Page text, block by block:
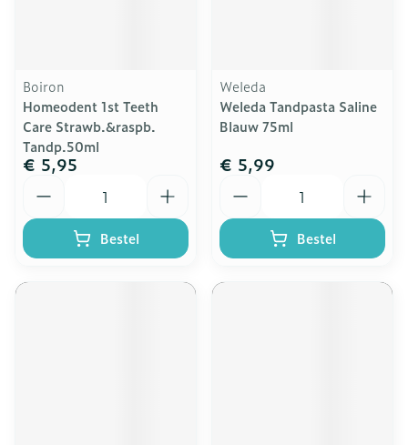
Boiron
Homeodent 1st Teeth
Care Strawb.&raspb.
Tandp.50ml
€ 5,95
Bestel
Weleda
Weleda Tandpasta Saline
Blauw 75ml
€ 5,99
Bestel